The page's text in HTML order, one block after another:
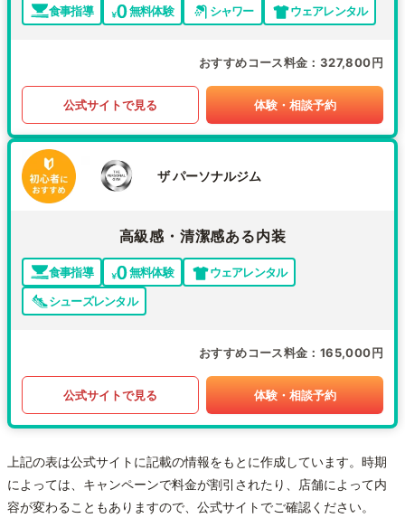
食事指導 無料体験 シャワー ウェアレンタル
おすすめコース料金 327,800円
公式サイトで見る 体験・相談予約
ザ パーソナルジム
高級感・清潔感ある内装
食事指導 無料体験
ウェアレンタル
シューズレンタル
おすすめコース料金 165,000円
公式サイトで見る 体験・相談予約
上記の表は公式サイトに記載の情報をもとに作成しています。時期
によっては、キャンペーンで料金が割引されたり、店舗によって内
容が変わることもありますので、公式サイトでご確認ください。